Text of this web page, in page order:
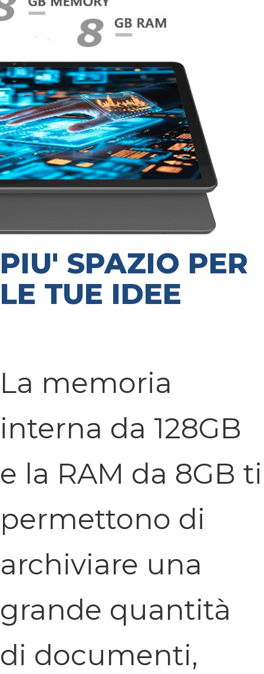
PIU' SPAZIO PER
LE TUE IDEE
La memoria
interna da 128GB
e la RAM da 8GB ti
permettono di
archiviare una
grande quantità
di documenti,